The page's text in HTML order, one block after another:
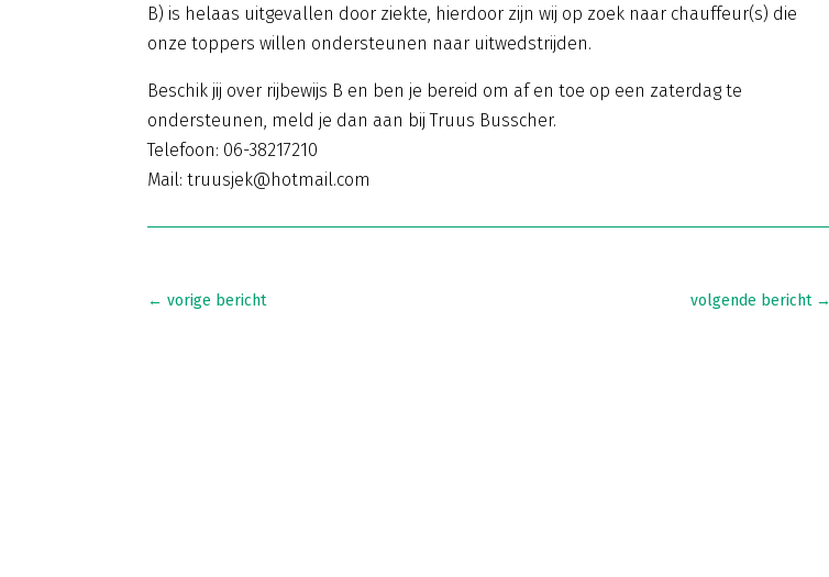
B) is helaas uitgevallen door ziekte, hierdoor zijn wij op zoek naar chauffeur(s) die
onze toppers willen ondersteunen naar uitwedstrijden.
Beschik jij over rijbewijs B en ben je bereid om af en toe op een zaterdag te
ondersteunen, meld je dan aan bij Truus Busscher.
Telefoon: 06-38217210
Mail: truusjek@hotmail.com
←vorige bericht volgende bericht→